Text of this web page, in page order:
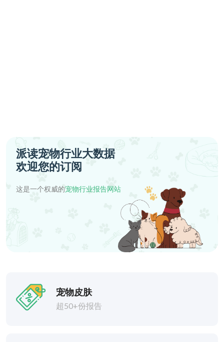
派读宠物行业大数据
欢迎您的订阅
这是一个权威的宠物行业报告网站
宠物皮肤
超50+份报告